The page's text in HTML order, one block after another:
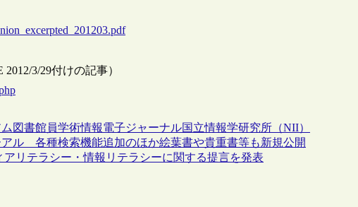
3/29付けの記事）
図書館員学術情報電子ジャーナル国立情報学研究所（NII）
ル 各種検索機能追加のほか絵葉書や貴重書等も新規公開
リテラシー・情報リテラシーに関する提言を発表